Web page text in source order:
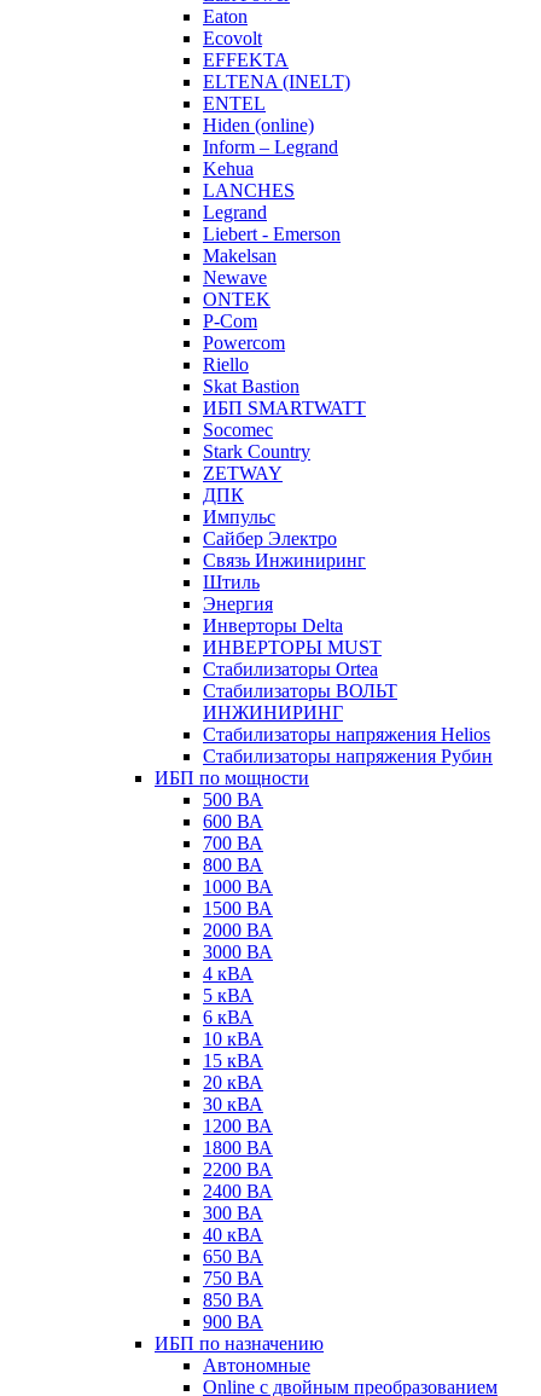
Eaton
Ecovolt
EFFEKTA
ELTENA (INELT)
ENTEL
Hiden (online)
Inform – Legrand
Kehua
LANCHES
Legrand
Liebert - Emerson
Makelsan
Newave
ONTEK
P-Com
Powercom
Riello
Skat Bastion
ИБП SMARTWATT
Socomec
Stark Country
ZETWAY
ДПК
Импульс
Сайбер Электро
Связь Инжиниринг
Штиль
Энергия
Инверторы Delta
ИНВЕРТОРЫ MUST
Стабилизаторы Ortea
Стабилизаторы ВОЛЬТ
ИНЖИНИРИНГ
Стабилизаторы напряжения Helios
Стабилизаторы напряжения Рубин
ИБП по мощности
500 ВА
600 ВА
700 ВА
800 ВА
1000 ВА
1500 ВА
2000 ВА
3000 ВА
4 кВА
5 кВА
6 кВА
10 кВА
15 кВА
20 кВА
30 кВА
1200 ВА
1800 ВА
2200 ВА
2400 ВА
300 ВА
40 кВА
650 ВА
750 ВА
850 ВА
900 ВА
ИБП по назначению
Автономные
Online с двойным преобразованием